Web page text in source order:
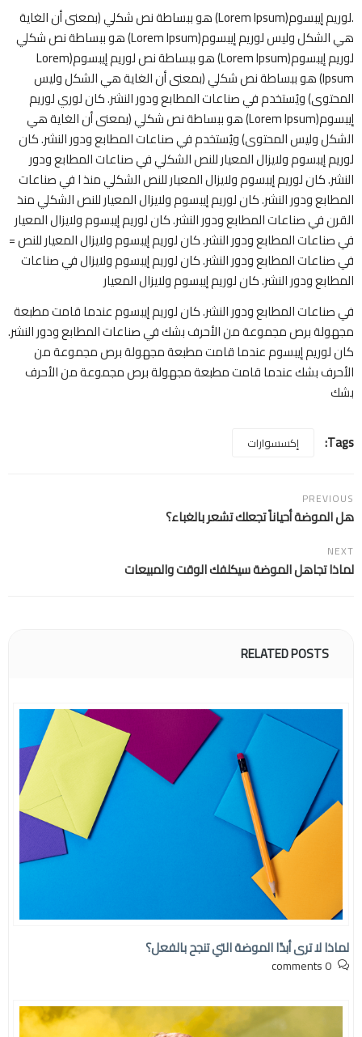
.لوريم إيبسوم(Lorem Ipsum) هو ببساطة نص شكلي (بمعنى أن الغاية
هي الشكل وليس لوريم إيبسوم(Lorem Ipsum) هو ببساطة نص شكلي
لوريم إيبسوم(Lorem Ipsum) هو ببساطة نص لوريم إيبسوم(Lorem
Ipsum) هو ببساطة نص شكلي (بمعنى أن الغاية هي الشكل وليس
المحتوى) ويُستخدم في صناعات المطابع ودور النشر. كان لوري لوريم
إيبسوم(Lorem Ipsum) هو ببساطة نص شكلي (بمعنى أن الغاية هي
الشكل وليس المحتوى) ويُستخدم في صناعات المطابع ودور النشر. كان
لوريم إيبسوم ولايزال المعيار للنص الشكلي في صناعات المطابع ودور
النشر. كان لوريم إيبسوم ولايزال المعيار للنص الشكلي منذ ا في صناعات
المطابع ودور النشر. كان لوريم إيبسوم ولايزال المعيار للنص الشكلي منذ
القرن في صناعات المطابع ودور النشر. كان لوريم إيبسوم ولايزال المعيار
في صناعات المطابع ودور النشر. كان لوريم إيبسوم ولايزال المعيار للنص =
في صناعات المطابع ودور النشر. كان لوريم إيبسوم ولايزال في صناعات
المطابع ودور النشر. كان لوريم إيبسوم ولايزال المعيار
في صناعات المطابع ودور النشر. كان لوريم إيبسوم عندما قامت مطبعة
مجهولة برص مجموعة من الأحرف بشك في صناعات المطابع ودور النشر.
كان لوريم إيبسوم عندما قامت مطبعة مجهولة برص مجموعة من
الأحرف بشك عندما قامت مطبعة مجهولة برص مجموعة من الأحرف
بشك
Tags: إكسسوارات
PREVIOUS
هل الموضة أحياناً تجعلك تشعر بالغباء؟
NEXT
لماذا تجاهل الموضة سيكلفك الوقت والمبيعات
RELATED POSTS
لماذا لا ترى أبدًا الموضة التي تنجح بالفعل؟
0 comments